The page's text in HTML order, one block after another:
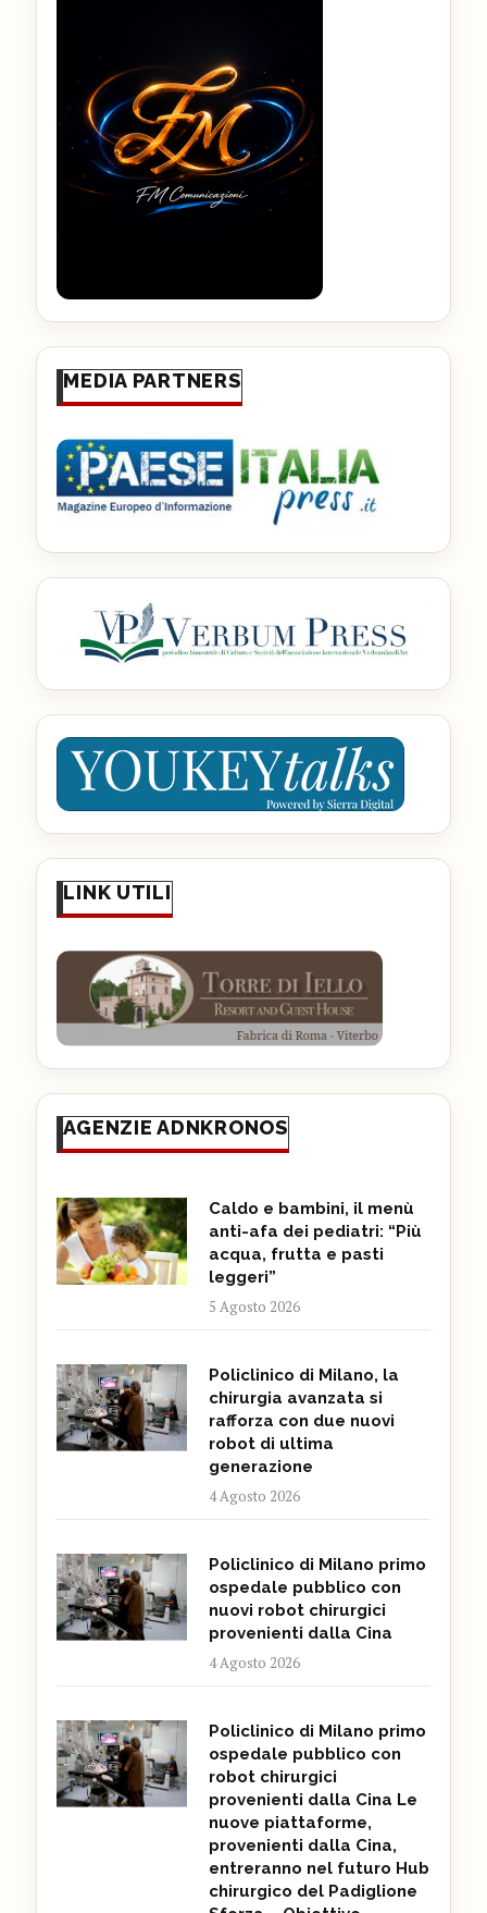
MEDIA PARTNERS
LINK UTILI
AGENZIE ADNKRONOS
Caldo e bambini, il menù
anti-afa dei pediatri: “Più
acqua, frutta e pasti
leggeri”
5 Agosto 2026
Policlinico di Milano, la
chirurgia avanzata si
rafforza con due nuovi
robot di ultima
generazione
4 Agosto 2026
Policlinico di Milano primo
ospedale pubblico con
nuovi robot chirurgici
provenienti dalla Cina
4 Agosto 2026
Policlinico di Milano primo
ospedale pubblico con
robot chirurgici
provenienti dalla Cina Le
nuove piattaforme,
provenienti dalla Cina,
entreranno nel futuro Hub
chirurgico del Padiglione